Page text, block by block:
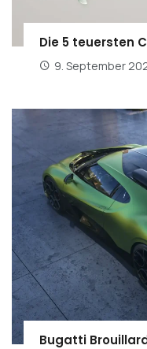
Die 5 teuersten
9. September
Bugatti